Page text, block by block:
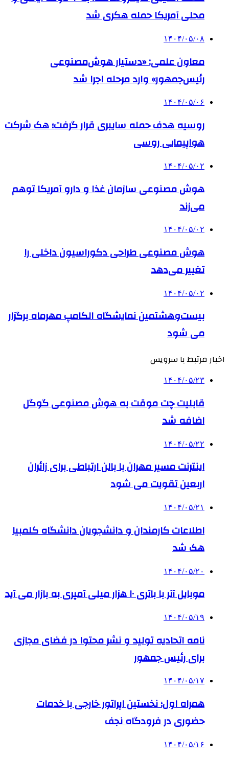
محلی آمریکا حمله هکری شد
۱۴۰۴/۰۵/۰۸
معاون علمی: «دستیار هوش‌مصنوعی
رئیس‌جمهور» وارد مرحله اجرا شد
۱۴۰۴/۰۵/۰۶
روسیه هدف حمله سایبری قرار گرفت؛ هک شرکت
هواپیمایی روسی
۱۴۰۴/۰۵/۰۲
هوش مصنوعی سازمان غذا و دارو آمریکا توهم
می‌زند
۱۴۰۴/۰۵/۰۲
هوش مصنوعی طراحی دکوراسیون داخلی را
تغییر می‌دهد
۱۴۰۴/۰۵/۰۲
بیست‌وهشتمین نمایشگاه الکامپ مهرماه برگزار
می شود
اخبار مرتبط با سرویس
۱۴۰۴/۰۵/۲۳
قابلیت چت موقت به هوش مصنوعی گوگل
اضافه شد
۱۴۰۴/۰۵/۲۲
اینترنت مسیر مهران با بالن ارتباطی برای زائران
اربعین تقویت می شود
۱۴۰۴/۰۵/۲۱
اطلاعات کارمندان و دانشجویان دانشگاه کلمبیا
هک شد
۱۴۰۴/۰۵/۲۰
موبایل آنر با باتری ۱۰ هزار میلی آمپری به بازار می آید
۱۴۰۴/۰۵/۱۹
نامه اتحادیه تولید و نشر محتوا در فضای مجازی
برای رئیس جمهور
۱۴۰۴/۰۵/۱۷
همراه اول؛ نخستین اپراتور خارجی با خدمات
حضوری در فرودگاه نجف
۱۴۰۴/۰۵/۱۶